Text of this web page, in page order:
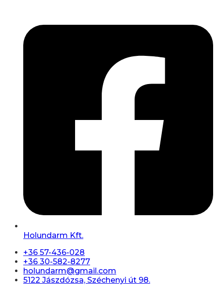
Holundarm Kft.
+36 57-436-028
+36 30-582-8277
holundarm@gmail.com
5122 Jászdózsa, Széchenyi út 98.